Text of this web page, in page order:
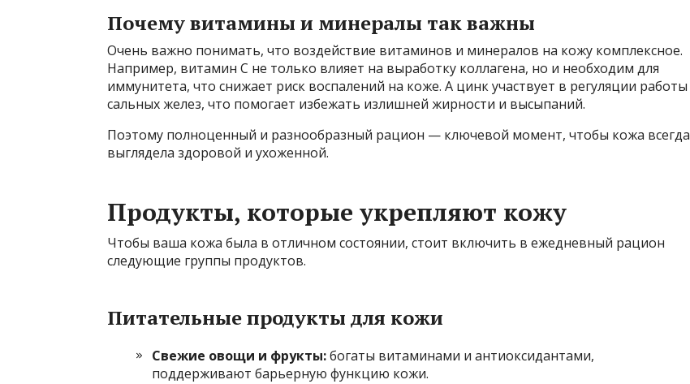
Почему витамины и минералы так важны
Очень важно понимать, что воздействие витаминов и минералов на кожу комплексное.
Например, витамин С не только влияет на выработку коллагена, но и необходим для
иммунитета, что снижает риск воспалений на коже. А цинк участвует в регуляции работы
сальных желез, что помогает избежать излишней жирности и высыпаний.
Поэтому полноценный и разнообразный рацион — ключевой момент, чтобы кожа всегда
выглядела здоровой и ухоженной.
Продукты, которые укрепляют кожу
Чтобы ваша кожа была в отличном состоянии, стоит включить в ежедневный рацион
следующие группы продуктов.
Питательные продукты для кожи
Свежие овощи и фрукты:богаты витаминами и антиоксидантами,
поддерживают барьерную функцию кожи.